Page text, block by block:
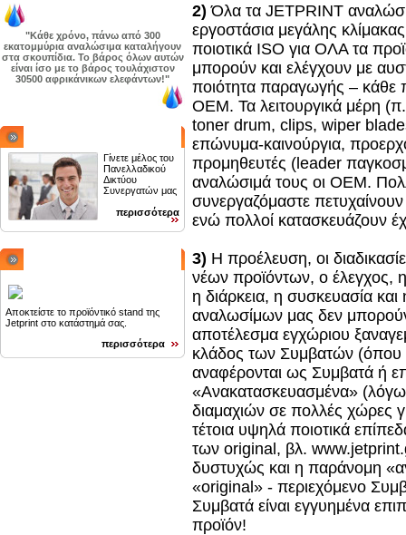
"Κάθε χρόνο, πάνω από 300
εκατομμύρια αναλώσιμα καταλήγουν
στα σκουπίδια. Το βάρος όλων αυτών
είναι ίσο με το βάρος τουλάχιστον
30500 αφρικάνικων ελεφάντων!"
Γίνετε μέλος του
Πανελλαδικού
Δικτύου
Συνεργατών μας
περισσότερα
Αποκτείστε το προϊόντικό stand της
Jetprint στο κατάστημά σας.
περισσότερα
2) Όλα τα JETPRINT
εργοστάσια μεγάλης
ποιοτικά ISO για ΟΛΑ τα
μπορούν και ελέγχουν με
ποιότητα παραγωγής – κάθε
ΟΕΜ. Τα λειτουργικά μέρη
toner drum, clips, wiper
επώνυμα-καινούργια,
προμηθευτές (leader
αναλώσιμά τους οι ΟΕΜ.
συνεργαζόμαστε
ενώ πολλοί κατασκευάζουν
3) Η προέλευση, οι
νέων προϊόντων, ο έλεγχος,
η διάρκεια, η συσκευασία
αναλωσίμων μας δεν
αποτέλεσμα εγχώριου
κλάδος των Συμβατών (όπου
αναφέρονται ως Συμβατά ή
«Ανακατασκευασμένα»
διαμαχιών σε πολλές χώρες
τέτοια υψηλά ποιοτικά
των original, βλ.
δυστυχώς και η παράνομη
«original» - περιεχόμενο
Συμβατά είναι εγγυημένα
προϊόν!